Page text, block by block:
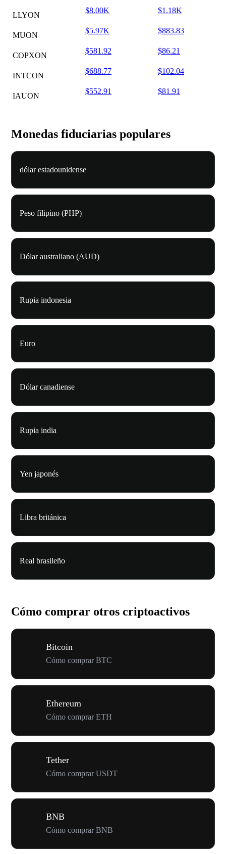
LLYON
$8.00K $1.18K
MUON
$5.97K $883.83
COPXON
$581.92 $86.21
INTCON
$688.77 $102.04
IAUON
$552.91 $81.91
Monedas fiduciarias populares
dólar estadounidense
Peso filipino (PHP)
Dólar australiano (AUD)
Rupia indonesia
Euro
Dólar canadiense
Rupia india
Yen japonés
Libra británica
Real brasileño
Cómo comprar otros criptoactivos
Bitcoin
Cómo comprar BTC
Ethereum
Cómo comprar ETH
Tether
Cómo comprar USDT
BNB
Cómo comprar BNB